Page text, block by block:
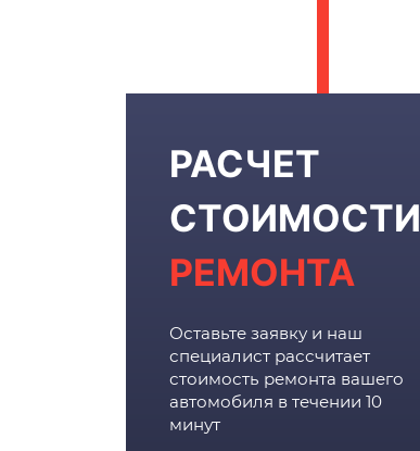
РАСЧЕТ
СТОИМОСТИ
РЕМОНТА
Оставьте заявку и наш
специалист рассчитает
стоимость ремонта вашего
автомобиля в течении 10
минут